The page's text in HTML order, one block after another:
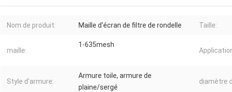
Nom de produit: Maille d'écran de filtre de rondelle Taille:
maille:
1-635mesh
Style d'armure:
Armure toile, armure de
plaine/sergé
diamètre